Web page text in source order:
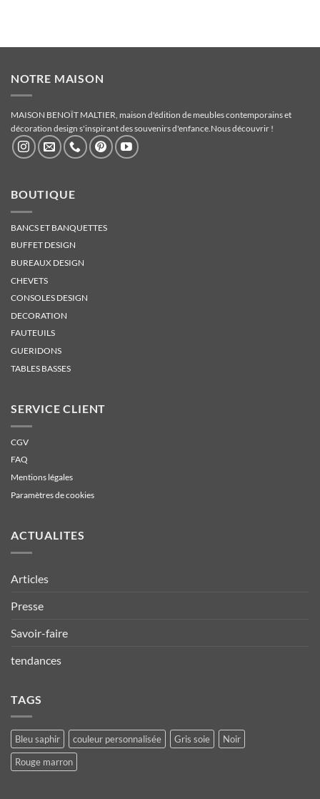
NOTRE MAISON
MAISON BENOÎT MALTIER, maison d'édition de meubles contemporains et
décoration design s'inspirant des souvenirs d'enfance.Nous découvrir !
BOUTIQUE
BANCS ET BANQUETTES
BUFFET DESIGN
BUREAUX DESIGN
CHEVETS
CONSOLES DESIGN
DECORATION
FAUTEUILS
GUERIDONS
TABLES BASSES
SERVICE CLIENT
CGV
FAQ
Mentions légales
Paramètres de cookies
ACTUALITES
Articles
Presse
Savoir-faire
tendances
TAGS
Bleu saphir couleur personnalisée Gris soie
Noir
Rouge marron